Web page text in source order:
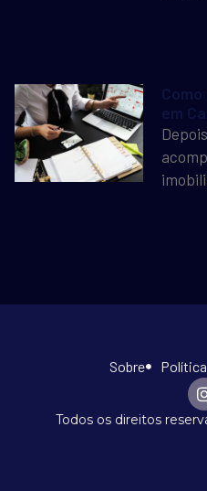
em
Sobre
Todos os direitos